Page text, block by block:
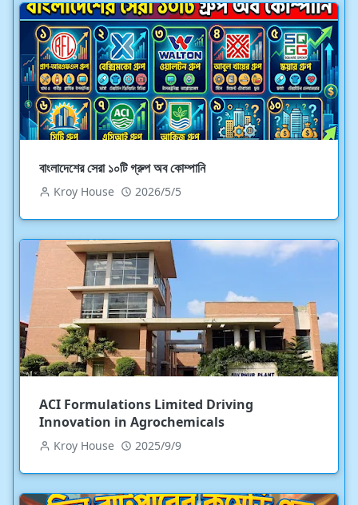
বাংলাদেশের সেরা ১০টি গ্রুপ অব কোম্পানি
Kroy House 2026/5/5
ACI Formulations Limited Driving
Innovation in Agrochemicals
Kroy House 2025/9/9